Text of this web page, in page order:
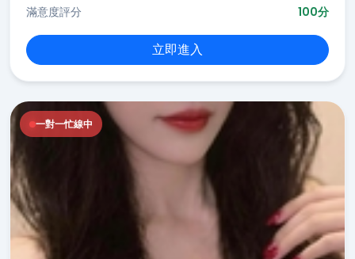
滿意度評分
100分
立即進入
一對一忙線中